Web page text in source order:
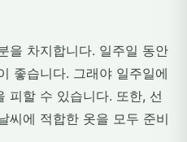
을 차지합니다. 일주일 동안
좋습니다. 그래야 일주일에
피할 수 있습니다. 또한, 선
씨에 적합한 옷을 모두 준비